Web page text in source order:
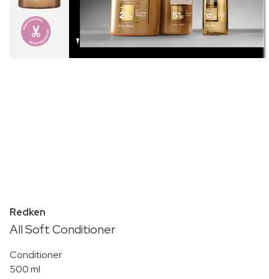
Redken
All Soft Conditioner
Conditioner
500 ml